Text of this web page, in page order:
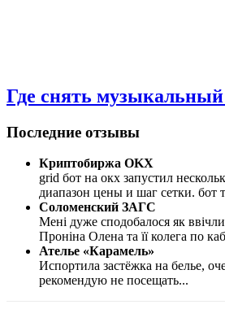
Где снять
Последние отзывы
Криптобиржа OKX
grid бот на окх запустил
диапазон цены и шаг сетки. бот
Соломенский ЗАГС
Мені дуже сподобалося як
Проніна Олена та її колега по
Ателье «Карамель»
Испортила застёжка на белье,
рекомендую не посещать...